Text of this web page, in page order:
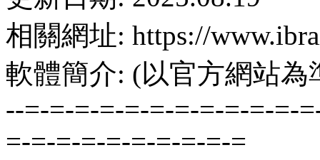
相關網址: https://
軟體簡介: (以官方網站為
--=-=-=-=-=-=-=-=-=-=-=-
=-=-=-=-=-=-=-=-=-=